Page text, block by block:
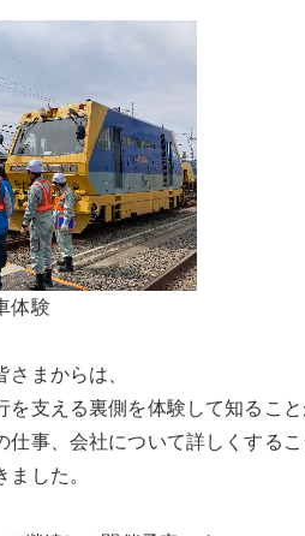
体験
さまからは、
を支える裏側を体験して知ること
仕事、会社について詳しくする
した。